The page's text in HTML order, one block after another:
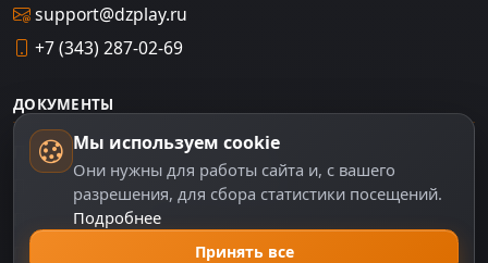
support@dzplay.ru
+7 (343) 287-02-69
ДОКУМЕНТЫ
Пользовательское соглашение
Политика персональных данных
Правила оплаты
Мы используем cookie
Они нужны для работы сайта и, с вашего
разрешения, для сбора статистики посещений.
Подробнее
Принять все